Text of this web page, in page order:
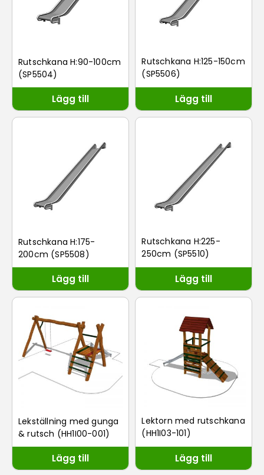
Rutschkana H:90-100cm
(SP5504)
Lägg till
Rutschkana H:125-150cm
(SP5506)
Lägg till
Rutschkana H:175-
200cm (SP5508)
Lägg till
Rutschkana H:225-
250cm (SP5510)
Lägg till
Lekställning med gunga
& rutsch (HH1I00-001)
Lägg till
Lektorn med rutschkana
(HH1I03-101)
Lägg till